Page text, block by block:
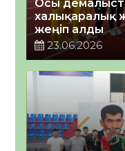
Осы
халықаралық
жеңіп алды
23.06.2026